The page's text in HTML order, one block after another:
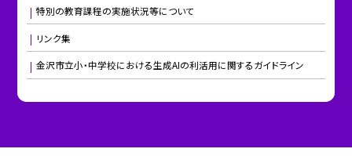
特別の教育課程の実施状況等について
リンク集
金沢市立小・中学校における生成AIの利活用に関するガイドライン